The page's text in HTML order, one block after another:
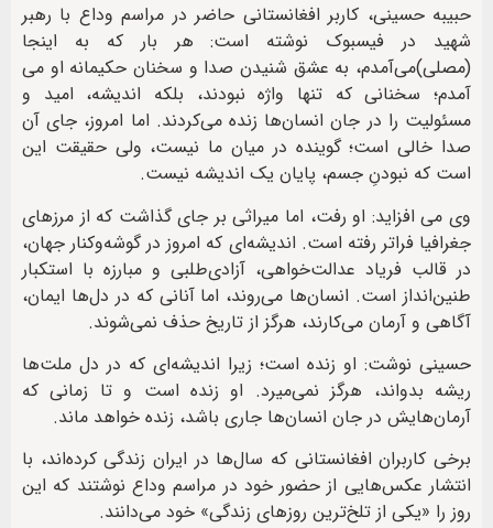
حبیبه حسینی، کاربر افغانستانی حاضر در مراسم وداع با رهبر
شهید در فیسبوک نوشته است: هر بار که به اینجا
(مصلی)می‌آمدم، به عشق شنیدن صدا و سخنان حکیمانه او می
آمدم؛ سخنانی که تنها واژه نبودند، بلکه اندیشه، امید و
مسئولیت را در جان انسان‌ها زنده می‌کردند. اما امروز، جای آن
صدا خالی است؛ گوینده در میان ما نیست، ولی حقیقت این
است که نبودنِ جسم، پایان یک اندیشه نیست.
وی می افزاید: او رفت، اما میراثی بر جای گذاشت که از مرزهای
جغرافیا فراتر رفته است. اندیشه‌ای که امروز در گوشه‌وکنار جهان،
در قالب فریاد عدالت‌خواهی، آزادی‌طلبی و مبارزه با استکبار
طنین‌انداز است. انسان‌ها می‌روند، اما آنانی که در دل‌ها ایمان،
آگاهی و آرمان می‌کارند، هرگز از تاریخ حذف نمی‌شوند.
حسینی نوشت: او زنده است؛ زیرا اندیشه‌ای که در دل ملت‌ها
ریشه بدواند، هرگز نمی‌میرد. او زنده است و تا زمانی که
آرمان‌هایش در جان انسان‌ها جاری باشد، زنده خواهد ماند.
برخی کاربران افغانستانی که سال‌ها در ایران زندگی کرده‌اند، با
انتشار عکس‌هایی از حضور خود در مراسم وداع نوشتند که این
روز را «یکی از تلخ‌ترین روزهای زندگی» خود می‌دانند.